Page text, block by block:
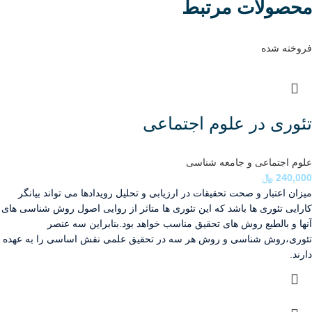
محصولات مرتبط
فروخته شده
تئوری در علوم اجتماعی
علوم اجتماعی و جامعه شناسی
240,000 ﷼
میزان اعتبار و صحت تحقیقات در ارزیابی و تحلیل رویداد­ها می تواند بیانگر
کارایی تئوری ها باشد که این تئوری ها متاثر از روایی اصول روش شناسی های
آنها و بالطبع روش های تحقیق مناسب خواهد بود.بنابراین سه عنصر
تئوری،روش شناسی و روش هر سه در تحقیق علمی نقش اساسی را به عهده
دارند.